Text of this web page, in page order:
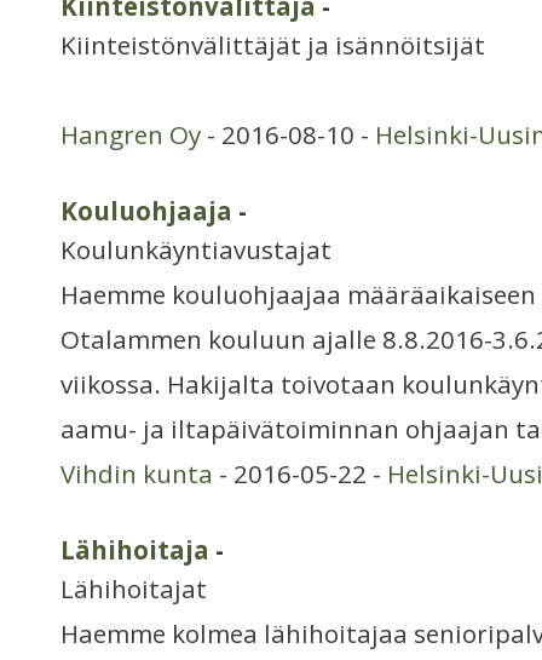
Kiinteistönvälittäjät ja isännöitsijät
Hangren Oy - 2016-08-10 - Helsinki-
Kouluohjaaja -
Koulunkäyntiavustajat
Haemme kouluohjaajaa
Otalammen kouluun ajalle 8.8.2016-
viikossa. Hakijalta toivotaan
aamu- ja iltapäivätoiminnan ohjaajan
Vihdin kunta - 2016-05-22 - Helsinki-
Lähihoitaja -
Lähihoitajat
Haemme kolmea lähihoitajaa